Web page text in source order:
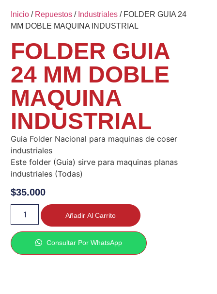
Inicio / Repuestos / Industriales / FOLDER GUIA 24
MM DOBLE MAQUINA INDUSTRIAL
FOLDER GUIA
24 MM DOBLE
MAQUINA
INDUSTRIAL
Guia Folder Nacional para maquinas de coser
industriales
Este folder (Guia) sirve para maquinas planas
industriales (Todas)
$35.000
Añadir Al Carrito
Consultar Por WhatsApp